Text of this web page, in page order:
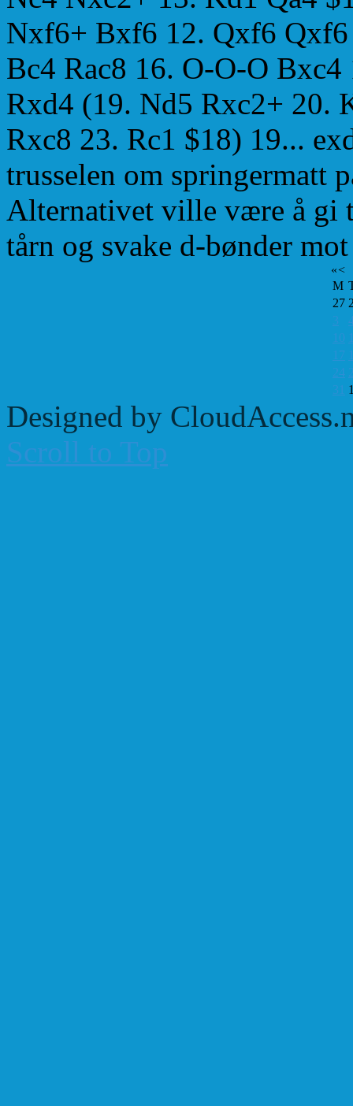
Nxf6+ Bxf6 12. Qxf6
Bc4 Rac8 16. O-O-O
Rxd4 (19. Nd5 Rxc2+ 20.
Rxc8 23. Rc1 $18) 19...
trusselen om springermatt
Alternativet ville være å gi
tårn og svake d-bønder
«<
M
27
3
10
17
24
31
Designed by
Scroll to Top